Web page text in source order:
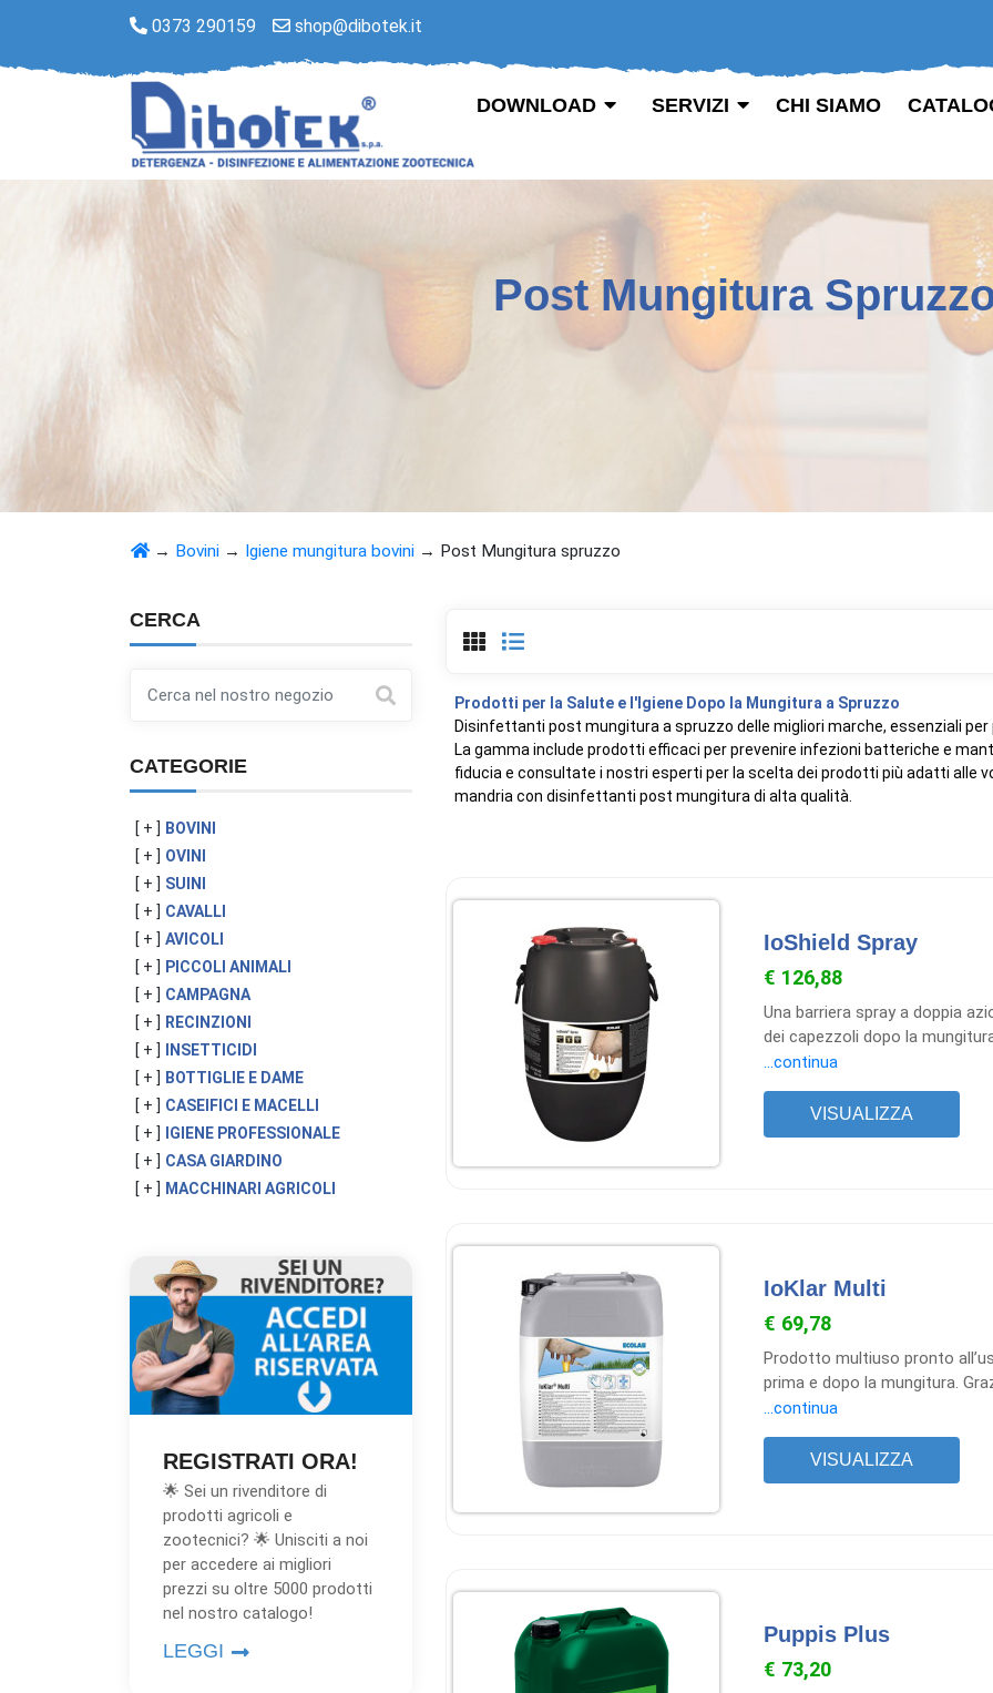
0373 290159 shop@dibotek.it
DOWNLOAD SERVIZI CHI SIAMO
Post Mungitura
→ Bovini → Igiene mungitura bovini → Post Mungitura spruzzo
CERCA
CATEGORIE
[ + ] BOVINI
[ + ] OVINI
[ + ] SUINI
[ + ] CAVALLI
[ + ] AVICOLI
[ + ] PICCOLI ANIMALI
[ + ] CAMPAGNA
[ + ] RECINZIONI
[ + ]
INSETTICIDI
[ + ] BOTTIGLIE E DAME
[ + ] CASEIFICI E MACELLI
[ + ]
IGIENE PROFESSIONALE
[ + ] CASA GIARDINO
[ + ] MACCHINARI AGRICOLI
REGISTRATI ORA!
🌟 Sei un rivenditore di
prodotti agricoli e
zootecnici? 🌟 Unisciti a noi
per accedere ai migliori
prezzi su oltre 5000 prodotti
nel nostro catalogo!
LEGGI
Prodotti per la Salute e l'Igiene Dopo la Mungitura a Spruzzo
Disinfettanti post mungitura a spruzzo delle migliori marche, essenziali per
La gamma include prodotti efficaci per prevenire infezioni batteriche e
fiducia e consultate i nostri esperti per la scelta dei prodotti più adatti alle
mandria con disinfettanti post mungitura di alta qualità.
IoShield Spray
€ 126,88
Una barriera spray a doppia
dei capezzoli dopo la
un’azione disinfettante e,
contribuendo alla protezione
...continua
VISUALIZZA
IoKlar Multi
€ 69,78
Prodotto multiuso pronto
prima e dopo la mungitura.
di iodio, IoKlar® Multi svolge
spruzzo, risultando pratico e
...continua
VISUALIZZA
Puppis Plus
€ 73,20